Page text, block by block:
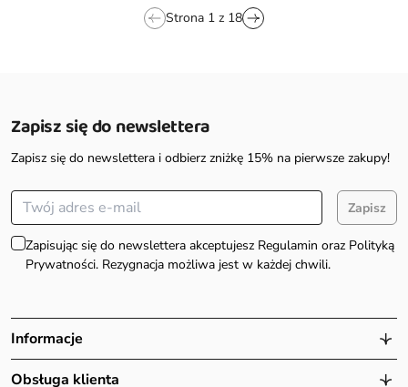
Strona 1 z 18
Zapisz się do newslettera
Zapisz się do newslettera i odbierz zniżkę 15% na pierwsze zakupy!
Zapisz
Zapisując się do newslettera akceptujesz Regulamin oraz Polityką
Prywatności. Rezygnacja możliwa jest w każdej chwili.
Informacje
Obsługa klienta